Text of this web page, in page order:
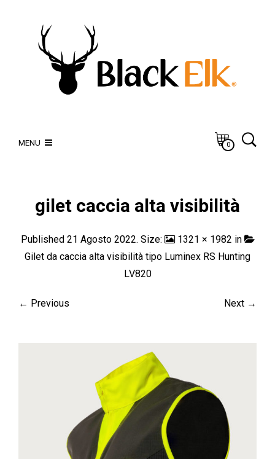
MENU 0
gilet caccia alta visibilità
Published 21 Agosto 2022. Size: 1321 × 1982 in
Gilet da caccia alta visibilità tipo Luminex RS Hunting
LV820
← Previous Next →